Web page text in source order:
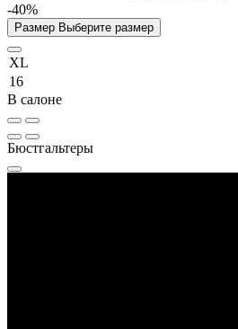
-40%
Размер Выберите размер
XL
16
В салоне
Бюстгальтеры